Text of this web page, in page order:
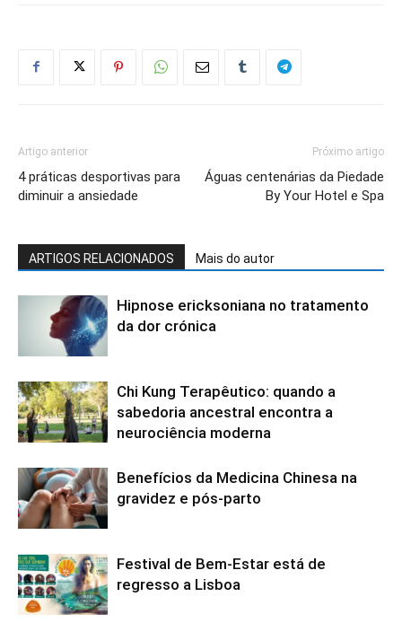
Artigo anterior
4 práticas desportivas para
diminuir a ansiedade
Próximo artigo
Águas centenárias da Piedade
By Your Hotel e Spa
ARTIGOS RELACIONADOS Mais do autor
Hipnose ericksoniana no tratamento
da dor crónica
Chi Kung Terapêutico: quando a
sabedoria ancestral encontra a
neurociência moderna
Benefícios da Medicina Chinesa na
gravidez e pós-parto
Festival de Bem-Estar está de
regresso a Lisboa